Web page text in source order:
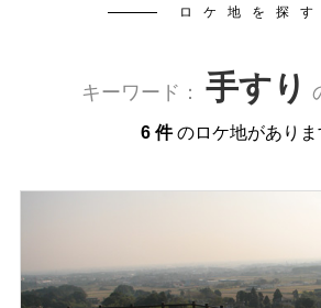
ロケ地を探す
キーワード： 手すり
6 件のロケ地がありま